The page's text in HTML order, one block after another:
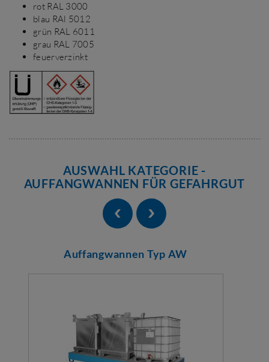
rot RAL 3000
blau RAl 5012
grün RAL 6011
grau RAL 7005
feuerverzinkt
AUSWAHL KATEGORIE -
AUFFANGWANNEN FÜR GEFAHRGUT
Auffangwannen Typ AW